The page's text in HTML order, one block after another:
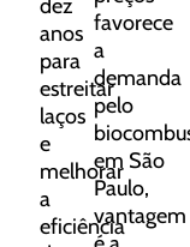
dez
anos
para
estreitar
laços
e
melhorar
a
eficiência
favorece
a
demanda
pelo
em São
Paulo,
vantagem